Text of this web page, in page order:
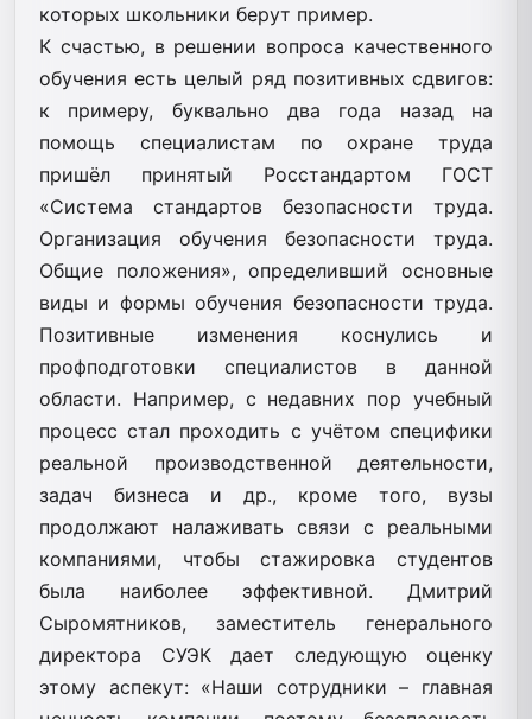
которых школьники берут пример.
К счастью, в решении вопроса качественного
обучения есть целый ряд позитивных сдвигов:
к примеру, буквально два года назад на
помощь специалистам по охране труда
пришёл принятый Росстандартом ГОСТ
«Система стандартов безопасности труда.
Организация обучения безопасности труда.
Общие положения», определивший основные
виды и формы обучения безопасности труда.
Позитивные изменения коснулись и
профподготовки специалистов в данной
области. Например, с недавних пор учебный
процесс стал проходить с учётом специфики
реальной производственной деятельности,
задач бизнеса и др., кроме того, вузы
продолжают налаживать связи с реальными
компаниями, чтобы стажировка студентов
была наиболее эффективной. Дмитрий
Сыромятников, заместитель генерального
директора СУЭК дает следующую оценку
этому аспекут: «Наши сотрудники – главная